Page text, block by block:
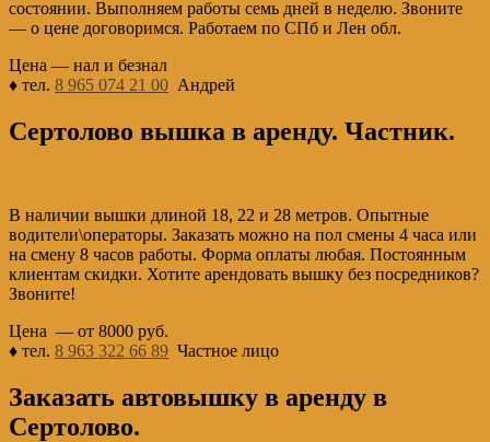
состоянии. Выполняем работы семь дней в неделю. Звоните
— о цене договоримся. Работаем по СПб и Лен обл.
Цена — нал и безнал
♦ тел. 8 965 074 21 00 Андрей
Сертолово вышка в аренду. Частник.
В наличии вышки длиной 18, 22 и 28 метров. Опытные
водители\операторы. Заказать можно на пол смены 4 часа или
на смену 8 часов работы. Форма оплаты любая. Постоянным
клиентам скидки. Хотите арендовать вышку без посредников?
Звоните!
Цена — от 8000 руб.
♦ тел. 8 963 322 66 89 Частное лицо
Заказать автовышку в аренду в
Сертолово.